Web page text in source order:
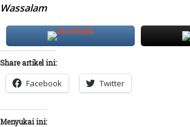
Wassalam
Share artikel ini:
Facebook Twitter
Menyukai ini: